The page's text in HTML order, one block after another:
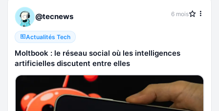
@tecnews 6 mois
Actualités Tech
Moltbook : le réseau social où les intelligences
artificielles discutent entre elles